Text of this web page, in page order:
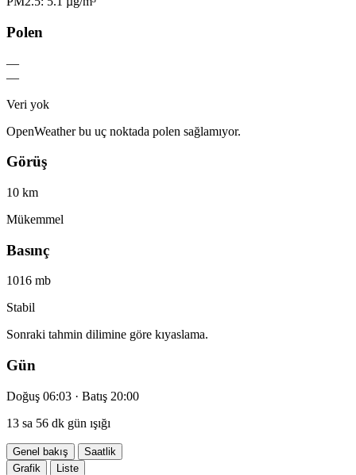
Polen
—
—
Veri yok
OpenWeather bu uç noktada polen sağlamıyor.
Görüş
10 km
Mükemmel
Basınç
1016 mb
Stabil
Sonraki tahmin dilimine göre kıyaslama.
Gün
Doğuş 06:03 · Batış 20:00
13 sa 56 dk gün ışığı
Genel bakış
Saatlik
Grafik
Liste